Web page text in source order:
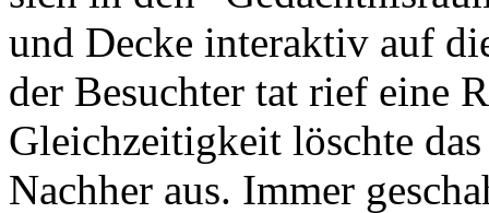
und Decke interaktiv auf
der Besuchter tat rief eine
Gleichzeitigkeit löschte
Nachher aus. Immer